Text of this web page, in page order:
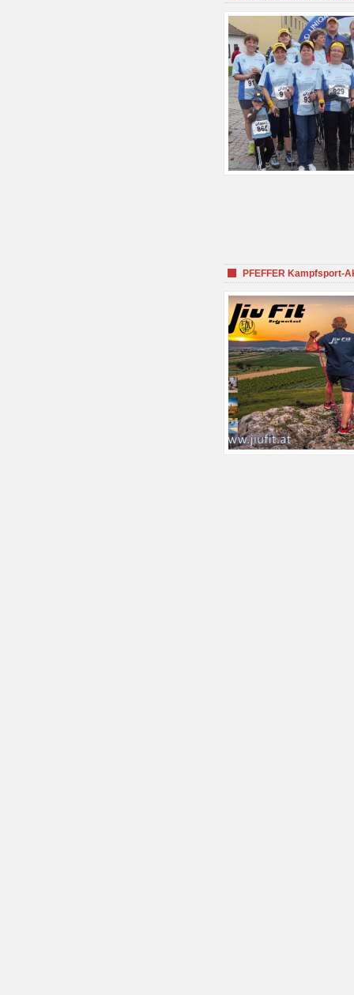
PFEFFER Kampfsport-